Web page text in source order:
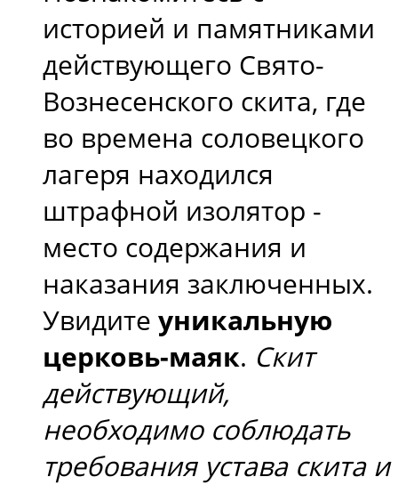
историей и памятниками
действующего Свято-
Вознесенского скита, где
во времена соловецкого
лагеря находился
штрафной изолятор -
место содержания и
наказания заключенных.
Увидите уникальную
церковь-маяк. Скит
действующий,
необходимо соблюдать
требования устава скита и